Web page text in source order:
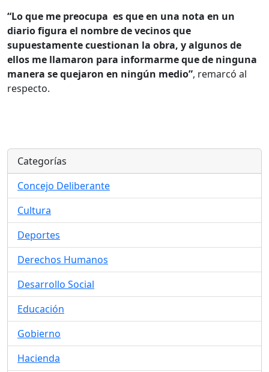
“Lo que me preocupa es que en una nota en un
diario figura el nombre de vecinos que
supuestamente cuestionan la obra, y algunos de
ellos me llamaron para informarme que de ninguna
manera se quejaron en ningún medio”, remarcó al
respecto.
Categorías
Concejo Deliberante
Cultura
Deportes
Derechos Humanos
Desarrollo Social
Educación
Gobierno
Hacienda